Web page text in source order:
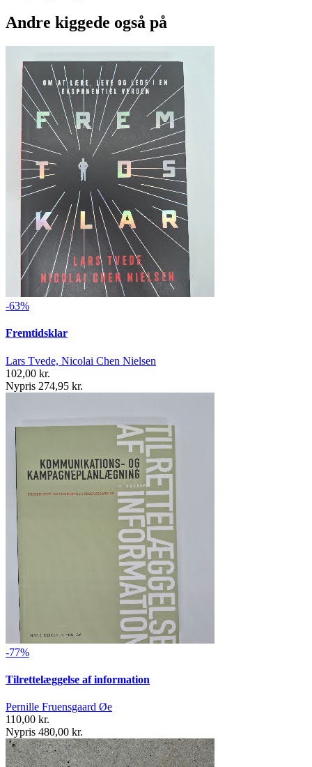
Andre kiggede også på
-63%
Fremtidsklar
Lars Tvede, Nicolai Chen Nielsen
102,00 kr.
Nypris 274,95 kr.
-77%
Tilrettelæggelse af information
Pernille Fruensgaard Øe
110,00 kr.
Nypris 480,00 kr.